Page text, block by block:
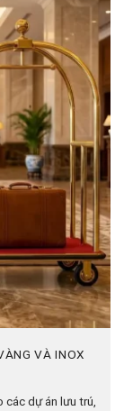
VÀ INOX
dự án lưu trú,